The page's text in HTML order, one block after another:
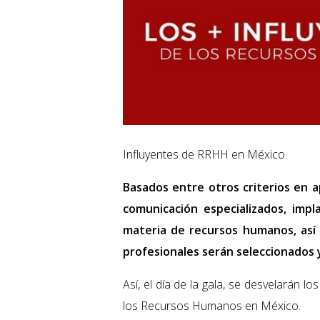
Influyentes de RRHH en México.
Basados entre otros criterios en
comunicación especializados,
materia de recursos humanos,
profesionales serán
Así, el día de la gala, se desvelarán
los Recursos Humanos en México.